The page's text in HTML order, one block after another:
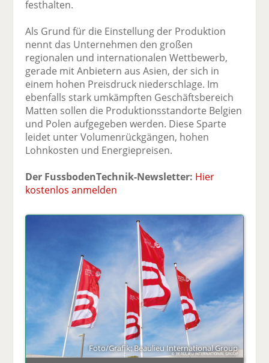
festhalten.
Als Grund für die Einstellung der Produktion
nennt das Unternehmen den großen
regionalen und internationalen Wettbewerb,
gerade mit Anbietern aus Asien, der sich in
einem hohen Preisdruck niederschlage. Im
ebenfalls stark umkämpften Geschäftsbereich
Matten sollen die Produktionsstandorte Belgien
und Polen aufgegeben werden. Diese Sparte
leidet unter Volumenrückgängen, hohen
Lohnkosten und Energiepreisen.
Der FussbodenTechnik-Newsletter: Hier
kostenlos anmelden
Foto/Grafik: Beaulieu International Group